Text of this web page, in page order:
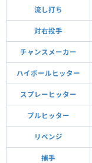
流し打ち
対右投手
チャンスメーカー
ハイボールヒッター
スプレーヒッター
プルヒッター
リベンジ
捕手